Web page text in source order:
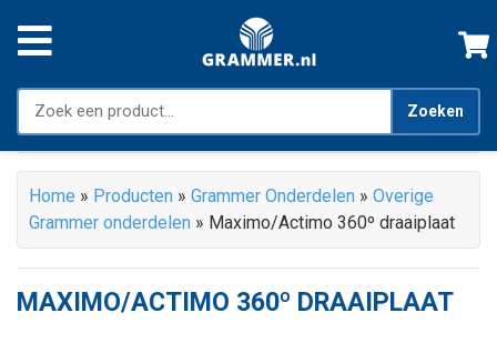
Zoeken
Home » Producten » Grammer Onderdelen » Overige
Grammer onderdelen » Maximo/Actimo 360º draaiplaat
MAXIMO/ACTIMO 360º DRAAIPLAAT